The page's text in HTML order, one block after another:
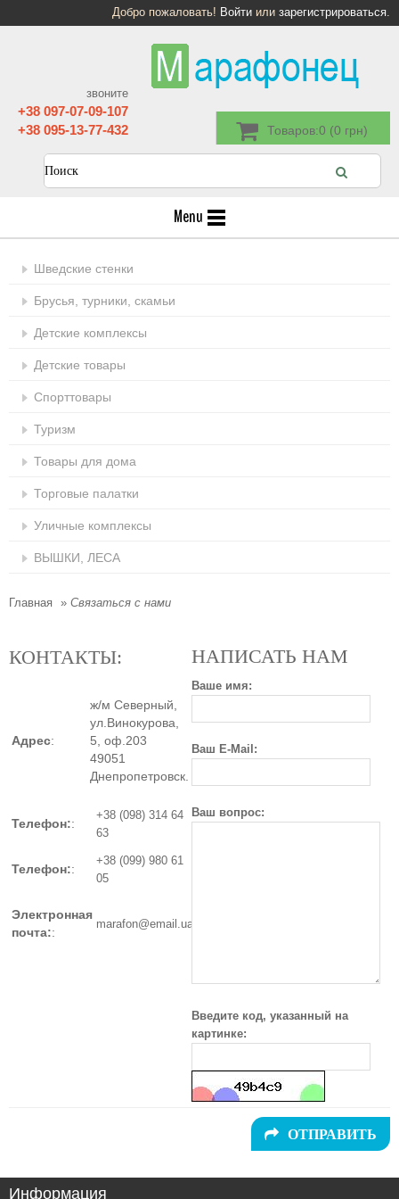
Добро пожаловать! Войти или зарегистрироваться.
Товаров:0 (0 грн)
звоните
+38 097-07-09-107
+38 095-13-77-432
Menu
Шведские стенки
Брусья, турники, скамьи
Детские комплексы
Детские товары
Спорттовары
Туризм
Товары для дома
Торговые палатки
Уличные комплексы
ВЫШКИ, ЛЕСА
Главная » Связаться с нами
КОНТАКТЫ:
Адрес:
ж/м Северный,
ул.Винокурова,
5, оф.203
49051
Днепропетровск
Телефон::
+38 (098) 314 64
63
Телефон::
+38 (099) 980 61
05
Электронная
почта::
marafon@email.ua
НАПИСАТЬ НАМ
Ваше имя:
Ваш E-Mail:
Ваш вопрос:
Введите код, указанный на
картинке:
ОТПРАВИТЬ
Информация